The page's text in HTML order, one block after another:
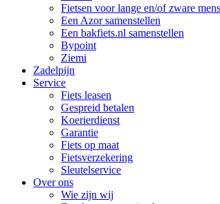
Fietsen voor lange en/of zware
Een Azor samenstellen
Een bakfiets.nl samenstellen
Bypoint
Ziemi
Zadelpijn
Service
Fiets leasen
Gespreid betalen
Koerierdienst
Garantie
Fiets op maat
Fietsverzekering
Sleutelservice
Over ons
Wie zijn wij